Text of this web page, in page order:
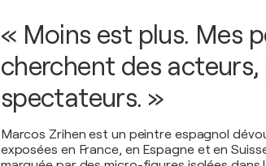
« Moins est plus. Mes
cherchent des acteurs,
spectateurs. »
Marcos Zrihen est un peintre espagnol
exposées en France, en Espagne et en